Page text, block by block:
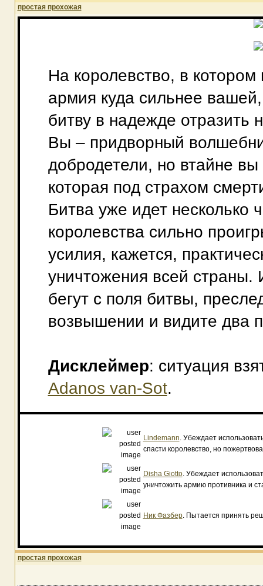
простая прохожая
На королевство, в
армия куда сильнее
битву в надежде отразить
Вы – придворный
добродетели, но втайне
которая под страхом
Битва уже идет несколько
королевства сильно
усилия, кажется,
уничтожения всей
бегут с поля битвы,
возвышении и видите два
Дисклеймер: ситуация
Adanos van-Sot.
Lindemann. Убеждает
спасти королевство, но
Disha Giotto. Убеждает
уничтожить армию противника и
Ник Фазбер. Пытается принять
простая прохожая